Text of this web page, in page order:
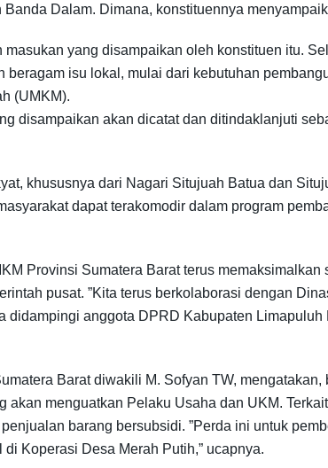
Dalam. Dimana, konstituennya
yang disampaikan oleh konstituen itu.
isu lokal, mulai dari kebutuhan
(UMKM).
disampaikan akan dicatat dan ditindaklanjuti
khususnya dari Nagari Situjuah Batua dan
dapat terakomodir dalam program
Provinsi Sumatera Barat terus
pusat. ”Kita terus berkolaborasi dengan
didampingi anggota DPRD Kabupaten
Barat diwakili M. Sofyan TW,
menguatkan Pelaku Usaha dan UKM.
barang bersubsidi. ”Perda ini untuk
Koperasi Desa Merah Putih,” ucapnya.